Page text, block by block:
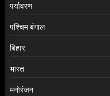
पर्यावरण
पश्चिम बंगाल
बिहार
भारत
मनोरंजन